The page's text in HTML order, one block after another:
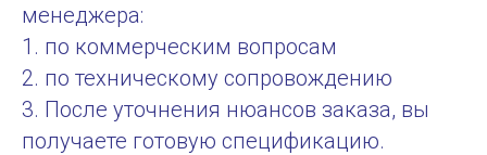
менеджера:
1. по коммерческим вопросам
2. по техническому сопровождению
3. После уточнения нюансов заказа, вы
получаете готовую спецификацию.